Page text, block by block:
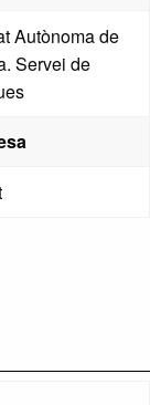
Autònoma de
Servei de